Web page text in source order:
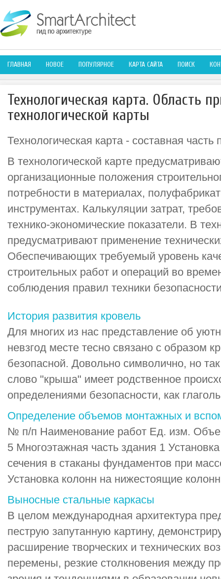
ГЛАВНАЯ НОВОЕ ПОПУЛЯРНОЕ КАРТА САЙТА ПОИСК
Технологическая карта. Область
технологической карты
Технологическая карта - составная часть
В технологической карте
организационные положения
потребности в материалах,
инструментах. Калькуляции затрат,
технико-экономические показатели. В
предусматривают применение
Обеспечивающих требуемый уровень
строительных работ и операций во
соблюдения правил техники
История развития кровель
Для многих из нас представление об
невзгод месте тесно связано с образом
безопасной. Довольно символично, но
слово "крыша" имеет родственное
определениями безопасности, как
Определение объемов монтажных и
№ п/п Наименование работ Ед. изм.
5 Многоэтажная часть здания 1
сечения в стаканы фундаментов при
Установка колонн на нижестоящие
Выносные стальные каркасы
В целом международная архитектура
пеструю за­путанную картину,
расширение творческих и тех­нических
перемены, резкие столкновения между